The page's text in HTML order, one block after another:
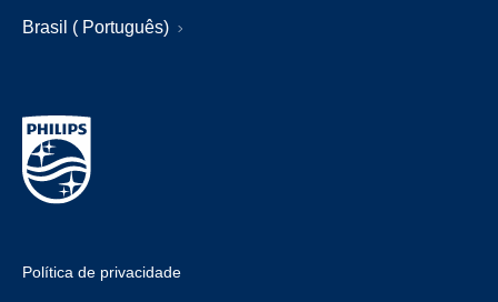
Brasil ( Português)
Política de privacidade